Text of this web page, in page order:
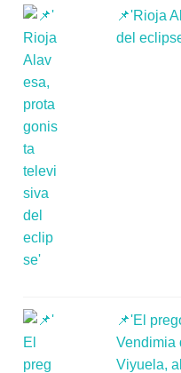
📌'Rioja
del
📌'El
Vendimia
Viyuela,